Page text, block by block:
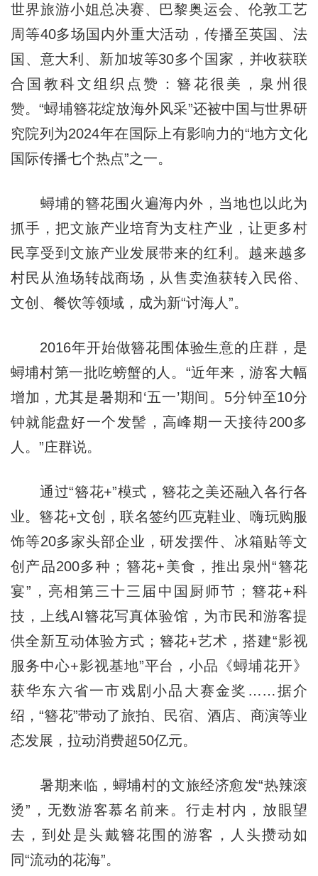
世界旅游小姐总决赛、巴黎奥运会、伦敦工艺
周等40多场国内外重大活动，传播至英国、法
国、意大利、新加坡等30多个国家，并收获联
合国教科文组织点赞：簪花很美，泉州很
赞。“蟳埔簪花绽放海外风采”还被中国与世界研
究院列为2024年在国际上有影响力的“地方文化
国际传播七个热点”之一。
蟳埔的簪花围火遍海内外，当地也以此为
抓手，把文旅产业培育为支柱产业，让更多村
民享受到文旅产业发展带来的红利。越来越多
村民从渔场转战商场，从售卖渔获转入民俗、
文创、餐饮等领域，成为新“讨海人”。
2016年开始做簪花围体验生意的庄群，是
蟳埔村第一批吃螃蟹的人。“近年来，游客大幅
增加，尤其是暑期和‘五一’期间。5分钟至10分
钟就能盘好一个发髻，高峰期一天接待200多
人。”庄群说。
通过“簪花+”模式，簪花之美还融入各行各
业。簪花+文创，联名签约匹克鞋业、嗨玩购服
饰等20多家头部企业，研发摆件、冰箱贴等文
创产品200多种；簪花+美食，推出泉州“簪花
宴”，亮相第三十三届中国厨师节；簪花+科
技，上线AI簪花写真体验馆，为市民和游客提
供全新互动体验方式；簪花+艺术，搭建“影视
服务中心+影视基地”平台，小品《蟳埔花开》
获华东六省一市戏剧小品大赛金奖……据介
绍，“簪花”带动了旅拍、民宿、酒店、商演等业
态发展，拉动消费超50亿元。
暑期来临，蟳埔村的文旅经济愈发“热辣滚
烫”，无数游客慕名前来。行走村内，放眼望
去，到处是头戴簪花围的游客，人头攒动如
同“流动的花海”。